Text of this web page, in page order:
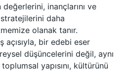
inançlarını ve
daha
olanak tanır.
açısıyla, bir edebi eser
düşüncelerini değil, aynı
yapısını, kültürünü